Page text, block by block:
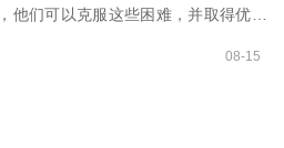
们可以克服这些困难，并取得优异的
08-15